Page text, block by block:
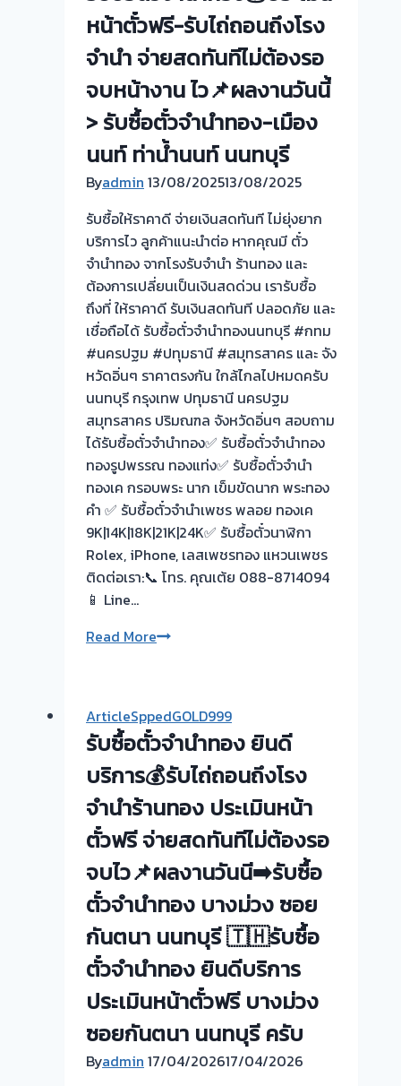
หน้าตั๋วฟรี-รับไถ่ถอนถึงโรง
จำนำ จ่ายสดทันทีไม่ต้องรอ
จบหน้างาน ไว📌ผลงานวันนี้
> รับซื้อตั๋วจำนำทอง-เมือง
นนท์ ท่าน้ำนนท์ นนทบุรี
Byadmin 13/08/202513/08/2025
รับซื้อให้ราคาดี จ่ายเงินสดทันที ไม่ยุ่งยาก
บริการไว ลูกค้าแนะนำต่อ หากคุณมี ตั๋ว
จำนำทอง จากโรงรับจำนำ ร้านทอง และ
ต้องการเปลี่ยนเป็นเงินสดด่วน เรารับซื้อ
ถึงที่ ให้ราคาดี รับเงินสดทันที ปลอดภัย และ
เชื่อถือได้ รับซื้อตั๋วจำนำทองนนทบุรี #กทม
#นครปฐม #ปทุมธานี #สมุทรสาคร และ จัง
หวัดอิ่นๆ ราคาตรงกัน ใกล้ไกลไปหมดครับ
นนทบุรี กรุงเทพ ปทุมธานี นครปฐม
สมุทรสาคร ปริมณฑล จังหวัดอิ่นๆ สอบถาม
ได้รับซื้อตั๋วจำนำทอง✅ รับซื้อตั๋วจำนำทอง
ทองรูปพรรณ ทองแท่ง✅ รับซื้อตั๋วจำนำ
ทองเค กรอบพระ นาก เข็มขัดนาก พระทอง
คำ ✅ รับซื้อตั๋วจำนำเพชร พลอย ทองเค
9K|14K|18K|21K|24K✅ รับซื้อตั๋วนาฬิกา
Rolex, iPhone, เลสเพชรทอง แหวนเพชร
ติดต่อเรา:📞 โทร. คุณเต้ย 088-8714094
📱 Line…
Read Moreรับ
ทอง
💰
ประเมิน
หน้า
ตั๋ว
ฟรี-
ไถ่ถอน
ถึง
โรง
จำนำ
จ่าย
สด
ทันที
ไม่
ต้อง
ArticleSppedGOLD999
รับซื้อตั๋วจำนำทอง ยินดี
บริการ💰รับไถ่ถอนถึงโรง
จำนำร้านทอง ประเมินหน้า
ตั๋วฟรี จ่ายสดทันทีไม่ต้องรอ
จบไว📌ผลงานวันนี➡️รับซื้อ
ตั๋วจำนำทอง บางม่วง ซอย
กันตนา นนทบุรี 🇹🇭รับซื้อ
ตั๋วจำนำทอง ยินดีบริการ
ประเมินหน้าตั๋วฟรี บางม่วง
ซอยกันตนา นนทบุรี ครับ
Byadmin 17/04/202617/04/2026